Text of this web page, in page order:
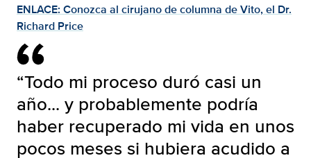
ENLACE: Conozca al cirujano de columna de Vito, el Dr.
Richard Price
“Todo mi proceso duró casi un
año... y probablemente podría
haber recuperado mi vida en unos
pocos meses si hubiera acudido a